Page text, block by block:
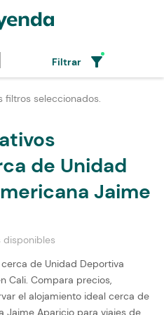
Filtrar filter_alt
filtros seleccionados.
de Unidad
Jaime
disponibles
de Unidad Deportiva
Cali. Compara precios,
el alojamiento ideal cerca de
Jaime Aparicio para viajes de